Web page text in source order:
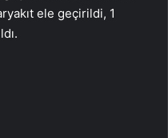
ele geçirildi, 1